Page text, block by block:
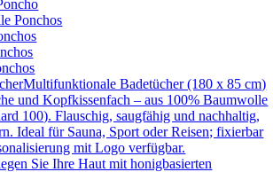
Ponchos
Multifunktionale Badetücher (180 x 85 cm)
und Kopfkissenfach – aus 100% Baumwolle
100). Flauschig, saugfähig und nachhaltig,
Ideal für Sauna, Sport oder Reisen; fixierbar
mit Logo verfügbar.
Sie Ihre Haut mit honigbasierten